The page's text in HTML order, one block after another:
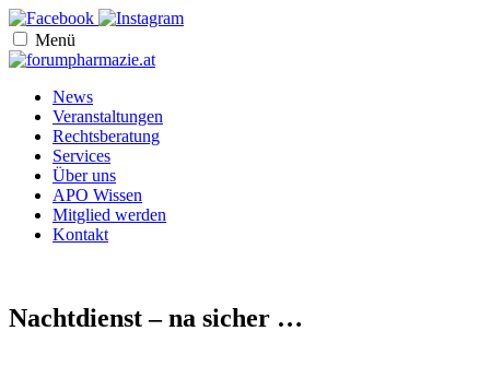
Menü
News
Veranstaltungen
Rechtsberatung
Services
Über uns
APO Wissen
Mitglied werden
Kontakt
Nachtdienst – na sicher …